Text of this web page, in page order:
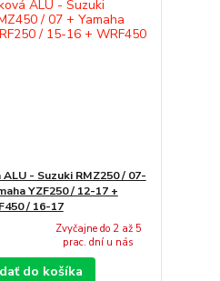
- Suzuki RMZ250 / 07-
YZF250 / 12-17 +
/ 16-17
Zvyčajne do 2 až 5
prac. dní u nás
do košíka